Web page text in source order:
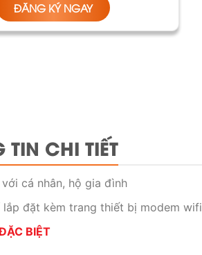
ĐĂNG KÝ NGAY
TIN CHI TIẾT
với cá nhân, hộ gia đình
lắp đặt kèm trang thiết bị modem wifi
BIỆT